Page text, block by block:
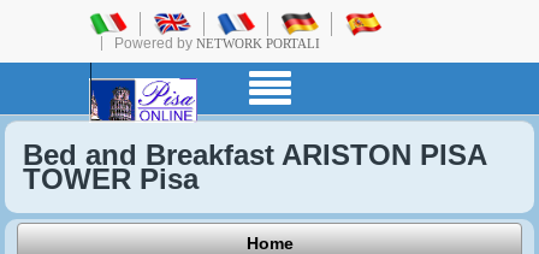
Powered by NETWORK PORTALI
Bed and Breakfast ARISTON PISA
TOWER Pisa
Home